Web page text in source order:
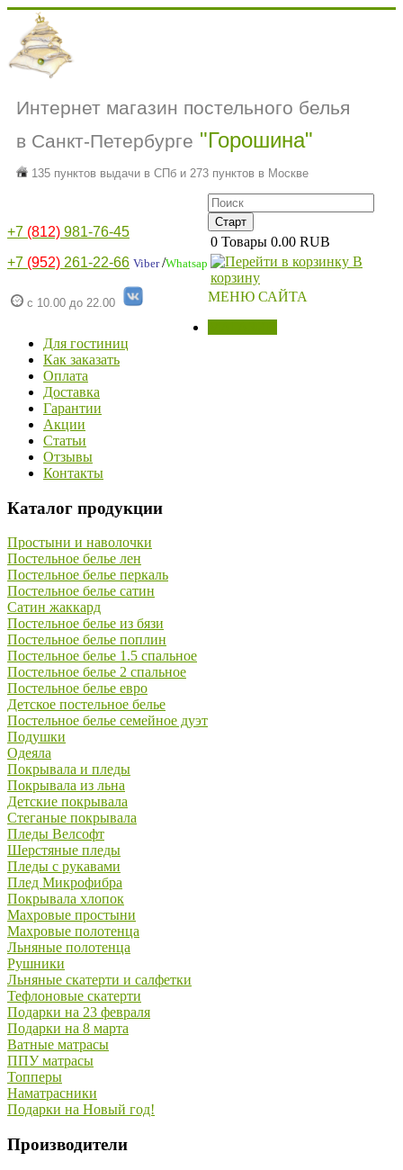
Интернет магазин постельного белья
в Санкт-Петербурге "Горошина"
135 пунктов выдачи в СПб и 273 пунктов в Москве
+7 (812) 981-76-45
+7 (952) 261-22-66 Viber/Whatsap
с 10.00 до 22.00
0 Товары 0.00 RUB
В
корзину
МЕНЮ САЙТА
Для гостиниц
Как заказать
Оплата
Доставка
Гарантии
Акции
Статьи
Отзывы
Контакты
Каталог продукции
Простыни и наволочки
Постельное белье лен
Постельное белье перкаль
Постельное белье сатин
Сатин жаккард
Постельное белье из бязи
Постельное белье поплин
Постельное белье 1.5 спальное
Постельное белье 2 спальное
Постельное белье евро
Детское постельное белье
Постельное белье семейное дуэт
Подушки
Одеяла
Покрывала и пледы
Покрывала из льна
Детские покрывала
Стеганые покрывала
Пледы Велсофт
Шерстяные пледы
Пледы с рукавами
Плед Микрофибра
Покрывала хлопок
Махровые простыни
Махровые полотенца
Льняные полотенца
Рушники
Льняные скатерти и салфетки
Тефлоновые скатерти
Подарки на 23 февраля
Подарки на 8 марта
Ватные матрасы
ППУ матрасы
Топперы
Наматрасники
Подарки на Новый год!
Производители